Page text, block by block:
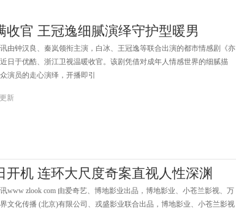
官 王冠逸细腻演绎守护型暖男
钟汉良、秦岚领衔主演，白冰、王冠逸等联合出演的都市情感剧《亦
日于优酷、浙江卫视温暖收官。该剧凭借对成年人情感世界的细腻描
演员的走心演绎，开播即引
新
机 连环大尺度奇案直视人性深渊
zlook com 由爱奇艺、博地影业出品，博地影业、小苍兰影视、万
文化传播 (北京)有限公司、戎盛影业联合出品，博地影业、小苍兰影视